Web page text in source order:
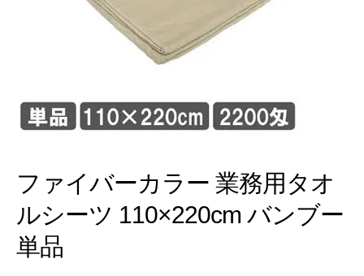
ファイバーカラー 業務用タオ
ルシーツ 110×220cm バンブー
単品